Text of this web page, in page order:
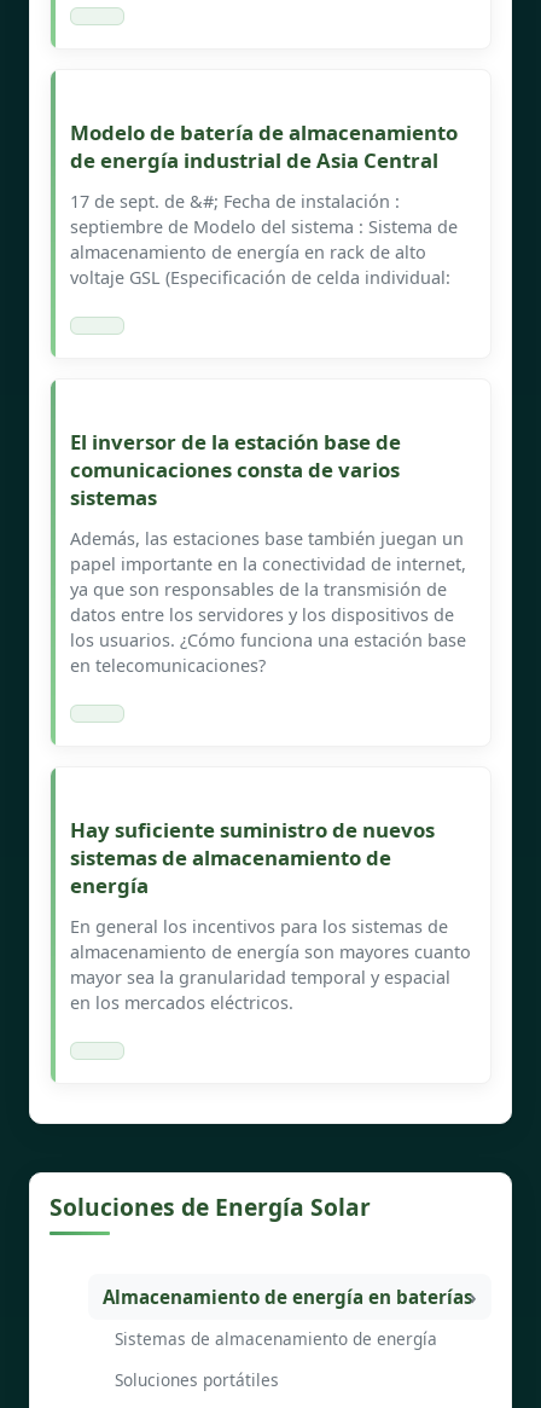
Modelo de batería de almacenamiento
de energía industrial de Asia Central
17 de sept. de &#; Fecha de instalación :
septiembre de Modelo del sistema : Sistema de
almacenamiento de energía en rack de alto
voltaje GSL (Especificación de celda individual:
El inversor de la estación base de
comunicaciones consta de varios
sistemas
Además, las estaciones base también juegan un
papel importante en la conectividad de internet,
ya que son responsables de la transmisión de
datos entre los servidores y los dispositivos de
los usuarios. ¿Cómo funciona una estación base
en telecomunicaciones?
Hay suficiente suministro de nuevos
sistemas de almacenamiento de
energía
En general los incentivos para los sistemas de
almacenamiento de energía son mayores cuanto
mayor sea la granularidad temporal y espacial
en los mercados eléctricos.
Soluciones de Energía Solar
Almacenamiento de energía en baterías
Sistemas de almacenamiento de energía
Soluciones portátiles